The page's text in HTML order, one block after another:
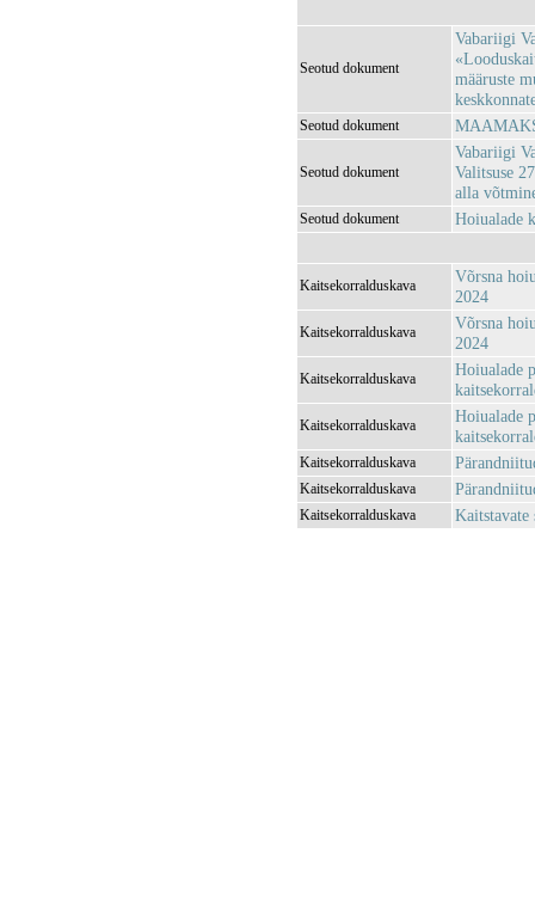
Seotud dokument
Vabariigi
määruste
Seotud dokument
Seotud dokument
Vabariigi
Valitsuse
alla
Seotud dokument Hoiualade
Kaitsekorralduskava
Võrsna
2024
Kaitsekorralduskava
Võrsna
2024
Kaitsekorralduskava
Hoiualade
Kaitsekorralduskava
Hoiualade
Kaitsekorralduskava
Kaitsekorralduskava
Kaitsekorralduskava Kaitstavate